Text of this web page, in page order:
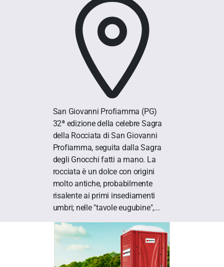
San Giovanni Profiamma (PG)
32ª edizione della celebre Sagra
della Rocciata di San Giovanni
Profiamma, seguita dalla Sagra
degli Gnocchi fatti a mano. La
rocciata è un dolce con origini
molto antiche, probabilmente
risalente ai primi insediamenti
umbri; nelle "tavole eugubine",...